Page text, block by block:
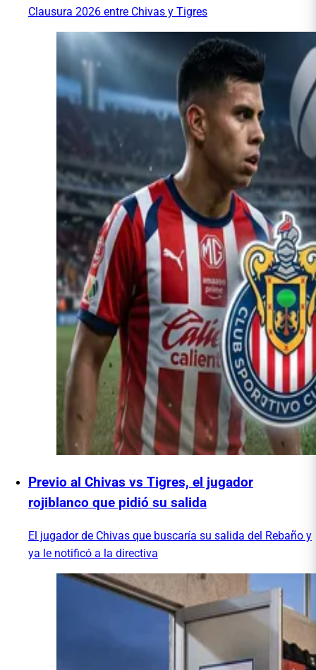
Clausura 2026 entre Chivas y Tigres
Previo al Chivas vs Tigres, el jugador
rojiblanco que pidió su salida
El jugador de Chivas que buscaría su salida del Rebaño y
ya le notificó a la directiva